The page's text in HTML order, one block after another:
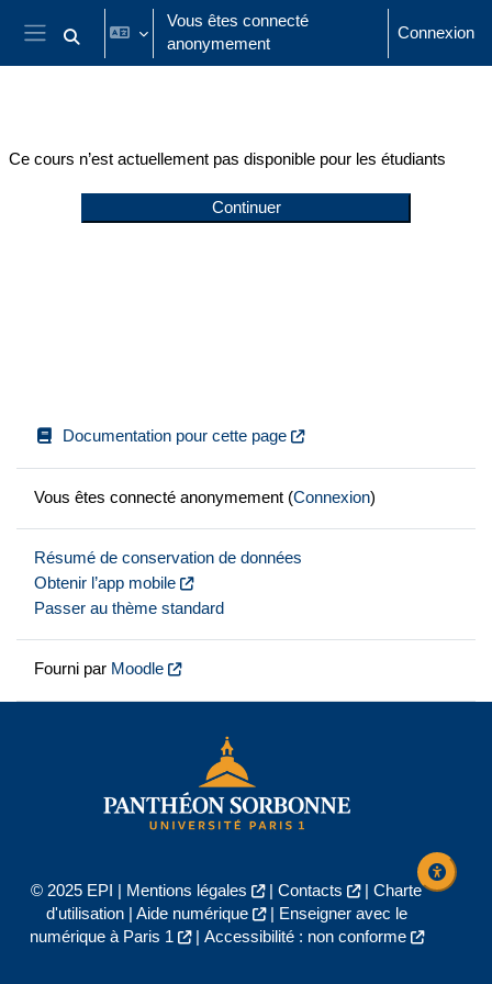
Passer au contenu principal
Panneau latéral
Activer/désactiver la saisie de recherche
Vous êtes connecté
anonymement
Connexion
Ce cours n’est actuellement pas disponible pour les étudiants
Continuer
Documentation pour cette page
Vous êtes connecté anonymement (Connexion)
Résumé de conservation de données
Obtenir l’app mobile
Passer au thème standard
Fourni par Moodle
© 2025 EPI | Mentions légales | Contacts | Charte
d'utilisation| Aide numérique |
Enseigner avec le
numérique à Paris 1
| Accessibilité : non conforme